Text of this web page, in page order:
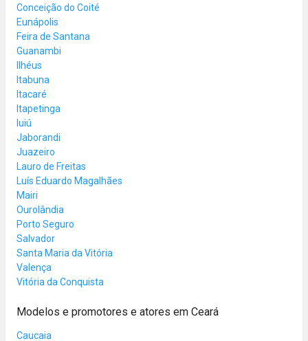
Conceição do Coité
Eunápolis
Feira de Santana
Guanambi
Ilhéus
Itabuna
Itacaré
Itapetinga
Iuiú
Jaborandi
Juazeiro
Lauro de Freitas
Luís Eduardo Magalhães
Mairi
Ourolândia
Porto Seguro
Salvador
Santa Maria da Vitória
Valença
Vitória da Conquista
Modelos e promotores e atores em Ceará
Caucaia